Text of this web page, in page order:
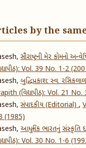
by the
સૌરાષ્ટ્રની મેર કોમનો
Vol. 39 No. 1-2
બુદ્ધિપ્રકાશ: સ્વ.
(વિદ્યાપીઠ): Vol. 21
સંપાદકીય (Editorial),
(1985)
આધુનિક ભારતનું સંસ્કૃતિ
Vol. 30 No. 1-6